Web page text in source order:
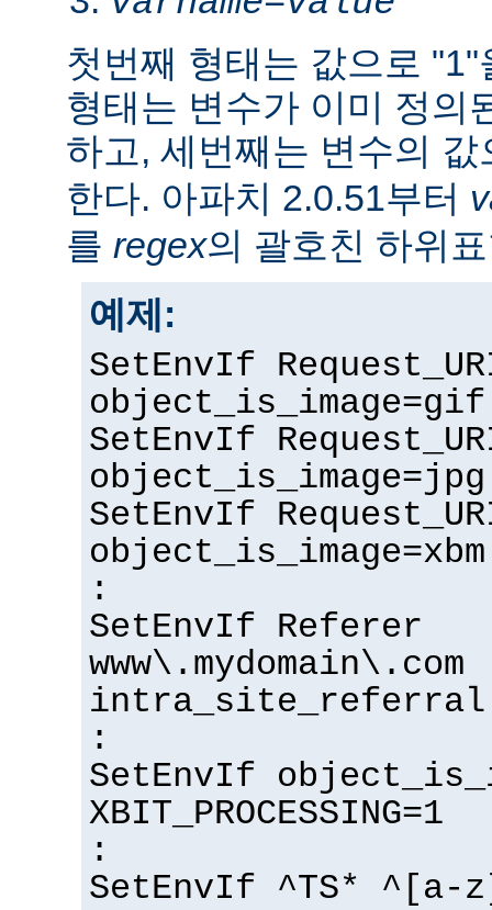
첫번째 형태는 값으로
형태는 변수가 이미 정의
하고, 세번째는 변수의
한다. 아파치 2.0.51부터
를 regex의 괄호친 하위
예제:
SetEnvIf
object_is_image=gif
SetEnvIf
object_is_image=jpg
SetEnvIf
object_is_image=xbm
:
SetEnvIf Referer
www\.mydomain\.com
intra_site_referral
:
SetEnvIf
XBIT_PROCESSING=1
:
SetEnvIf ^TS* ^[a-